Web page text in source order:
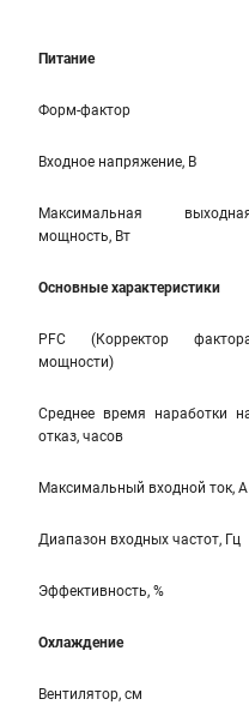
Питание
Форм-фактор
Входное напряжение, В
Максимальная
мощность, Вт
Основные характеристики
PFC (Корректор
мощности)
Среднее время наработки
отказ, часов
Максимальный входной ток, А
Диапазон входных частот, Гц
Эффективность, %
Охлаждение
Вентилятор, см